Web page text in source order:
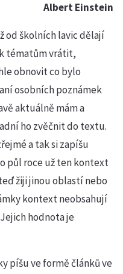
Albert Einstein
od školních lavic dělají
tématům vrátit,
obnovit co bylo
osobních poznámek
aktuálně mám a
ho zvěčnit do textu.
a tak si zapíšu
půl roce už ten kontext
žiji jinou oblastí nebo
kontext neobsahují
hodnota je
píšu ve formě článků ve